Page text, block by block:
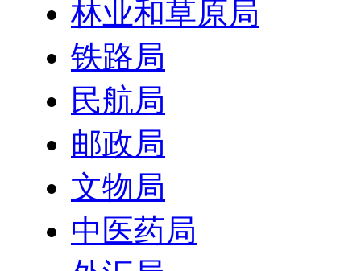
林业和草原局
铁路局
民航局
邮政局
文物局
中医药局